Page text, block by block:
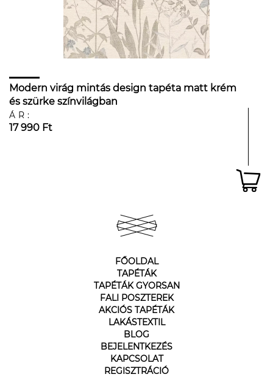
Modern virág mintás design tapéta matt krém
és szürke színvilágban
ÁR:
17 990 Ft
FŐOLDAL
TAPÉTÁK
TAPÉTÁK GYORSAN
FALI POSZTEREK
AKCIÓS TAPÉTÁK
LAKÁSTEXTIL
BLOG
BEJELENTKEZÉS
KAPCSOLAT
REGISZTRÁCIÓ